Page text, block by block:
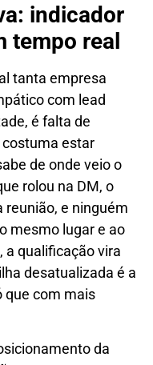
indicador
tempo real
tanta empresa
com lead
é falta de
estar
de onde veio o
rolou na DM, o
reunião, e ninguém
mesmo lugar e ao
a qualificação vira
desatualizada é a
que com mais
da